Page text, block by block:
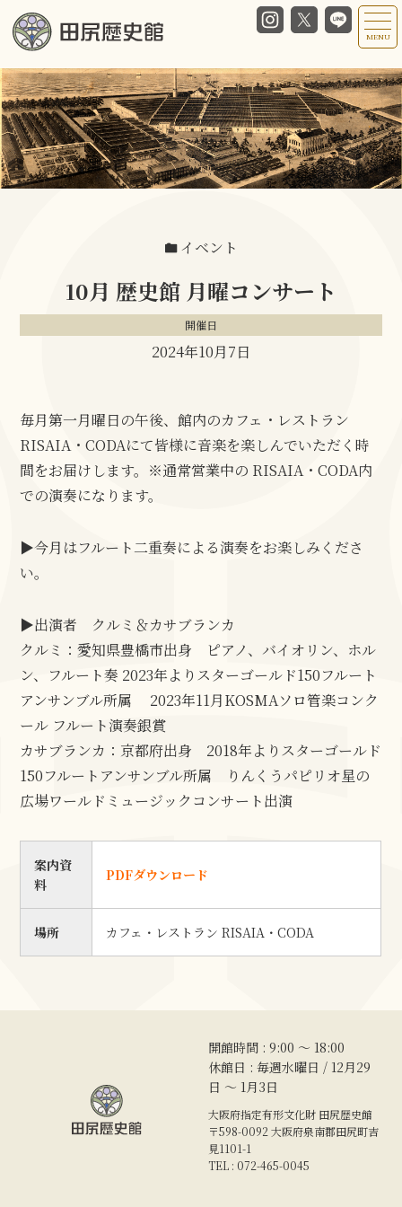
MENU
イベント
10月 歴史館 月曜コンサート
開催日
2024年10月7日
毎月第一月曜日の午後、館内のカフェ・レストラン
RISAIA・CODAにて皆様に音楽を楽しんでいただく時
間をお届けします。※通常営業中の RISAIA・CODA内
での演奏になります。
▶今月はフルート二重奏による演奏をお楽しみくださ
い。
▶出演者 クルミ＆カサブランカ
クルミ：愛知県豊橋市出身 ピアノ、バイオリン、ホル
ン、フルート奏 2023年よりスターゴールド150フルート
アンサンブル所属 2023年11月KOSMAソロ管楽コンク
ール フルート演奏銀賞
カサブランカ：京都府出身 2018年よりスターゴールド
150フルートアンサンブル所属 りんくうパピリオ星の
広場ワールドミュージックコンサート出演
案内資
料
PDFダウンロード
場所 カフェ・レストラン RISAIA・CODA
開館時間 : 9:00 〜 18:00
休館日 : 毎週水曜日 / 12月29
日 ～ 1月3日
大阪府指定有形文化財 田尻歴史館
〒598-0092 大阪府泉南郡田尻町吉
見1101-1
TEL : 072-465-0045